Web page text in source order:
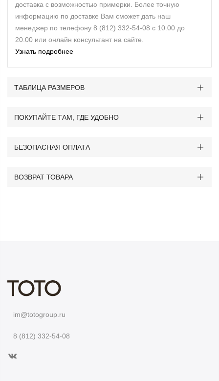
доставка с возможностью примерки. Более точную
информацию по доставке Вам сможет дать наш
менеджер по телефону 8 (812) 332-54-08 с 10.00 до
20.00 или онлайн консультант на сайте.
Узнать подробнее
ТАБЛИЦА РАЗМЕРОВ
ПОКУПАЙТЕ ТАМ, ГДЕ УДОБНО
БЕЗОПАСНАЯ ОПЛАТА
ВОЗВРАТ ТОВАРА
im@totogroup.ru
8 (812) 332-54-08